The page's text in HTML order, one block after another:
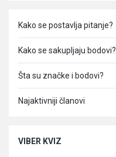
Kako se postavlja pitanje?
Kako se sakupljaju bodovi?
Šta su značke i bodovi?
Najaktivniji članovi
VIBER KVIZ